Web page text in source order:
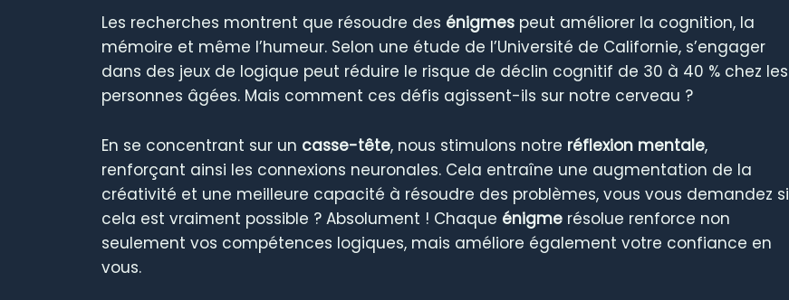
Les recherches montrent que résoudre des énigmes peut améliorer la cognition, la
mémoire et même l’humeur. Selon une étude de l’Université de Californie, s’engager
dans des jeux de logique peut réduire le risque de déclin cognitif de 30 à 40 % chez les
personnes âgées. Mais comment ces défis agissent-ils sur notre cerveau ?
En se concentrant sur un casse-tête, nous stimulons notre réflexion mentale,
renforçant ainsi les connexions neuronales. Cela entraîne une augmentation de la
créativité et une meilleure capacité à résoudre des problèmes, vous vous demandez si
cela est vraiment possible ? Absolument ! Chaque énigme résolue renforce non
seulement vos compétences logiques, mais améliore également votre confiance en
vous.